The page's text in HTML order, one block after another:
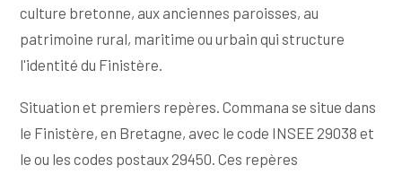
culture bretonne, aux anciennes paroisses, au
patrimoine rural, maritime ou urbain qui structure
l'identité du Finistère.
Situation et premiers repères. Commana se situe dans
le Finistère, en Bretagne, avec le code INSEE 29038 et
le ou les codes postaux 29450. Ces repères